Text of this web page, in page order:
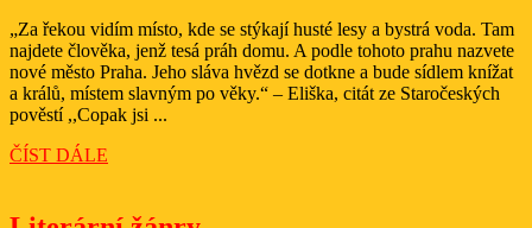
2025
„Za řekou vidím místo, kde se stýkají husté lesy a bystrá voda. Tam
najdete člověka, jenž tesá práh domu. A podle tohoto prahu nazvete
nové město Praha. Jeho sláva hvězd se dotkne a bude sídlem knížat
a králů, místem slavným po věky.“ – Eliška, citát ze Staročeských
pověstí ,,Copak jsi ...
ČÍST DÁLE